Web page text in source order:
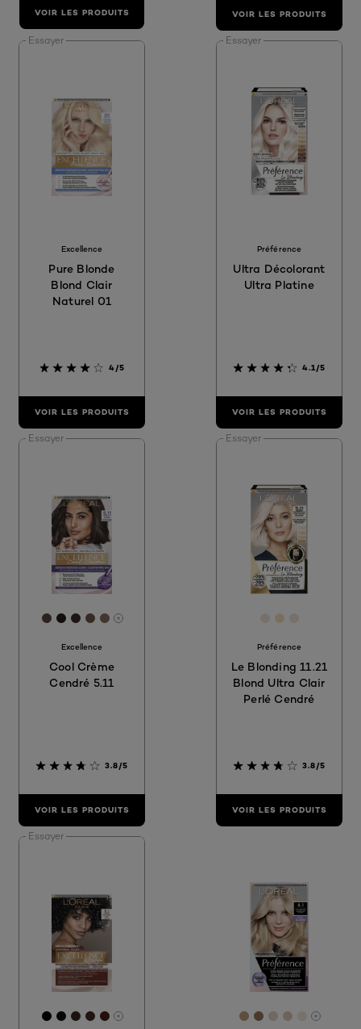
VOIR LES PRODUITS VOIR LES PRODUITS
Essayer
Excellence
Pure Blonde
Blond Clair
Naturel 01
4/5
VOIR LES PRODUITS
Essayer
Préférence
Ultra Décolorant
Ultra Platine
4.1/5
VOIR LES PRODUITS
Essayer
[Color]: #594643
[Color]: #251c1c
[Color]: #3B2C29
[Color]: #6E544B
[Color]: #886B60
More shades are available
Excellence
Cool Crème
Cendré 5.11
3.8/5
VOIR LES PRODUITS
Essayer
[Color]:
[Color]:
Préférence
Le Blonding 11.21
Blond Ultra Clair
Perlé Cendré
3.8/5
VOIR LES PRODUITS
Essayer
[Color]: #000000
[Color]: #111010
[Color]: #372623
[Color]: #432922
[Color]: #492017
More shades are available[Color]: #bd9d81
[Color]: #967457
[Color]:
[Color]:
[Color]:
More